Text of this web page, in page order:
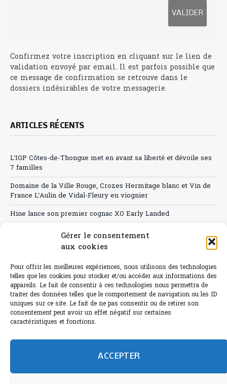
Gérer le consentement
aux cookies
Pour offrir les meilleures expériences, nous utilisons des technologies
telles que les cookies pour stocker et/ou accéder aux informations des
appareils. Le fait de consentir à ces technologies nous permettra de
traiter des données telles que le comportement de navigation ou les ID
uniques sur ce site. Le fait de ne pas consentir ou de retirer son
consentement peut avoir un effet négatif sur certaines
caractéristiques et fonctions.
ACCEPTER
Confirmez votre inscription en cliquant sur le lien de
validation envoyé par email. Il est parfois possible que
ce message de confirmation se retrouve dans le
dossiers indésirables de votre messagerie.
ARTICLES RÉCENTS
L’IGP Côtes-de-Thongue met en avant sa liberté et dévoile ses
7 familles
Domaine de la Ville Rouge, Crozes Hermitage blanc et Vin de
France L’Aulin de Vidal-Fleury en viognier
Hine lance son premier cognac XO Early Landed
Canicule : A quand le CHR à « l’heure espagnole » ?
Sélection de rosés 2026
L'abus d'alcool est dangereux pour la santé.
humain et 0% IA de Paris Bistro Editions - SARL de Presse -
Informations légales etRGPD